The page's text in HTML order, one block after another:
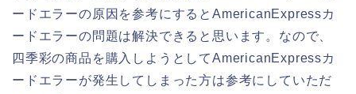
ードエラーの原因を参考にするとAmericanExpressカ
ードエラーの問題は解決できると思います。なので、
四季彩の商品を購入しようとしてAmericanExpressカ
ードエラーが発生してしまった方は参考にしていただ